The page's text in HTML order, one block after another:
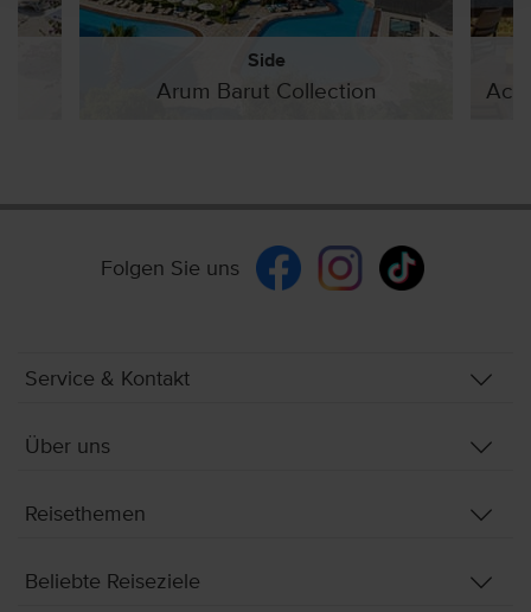
Side
Arum Barut Collection
Folgen Sie uns
Service & Kontakt
Über uns
Reisethemen
Beliebte Reiseziele